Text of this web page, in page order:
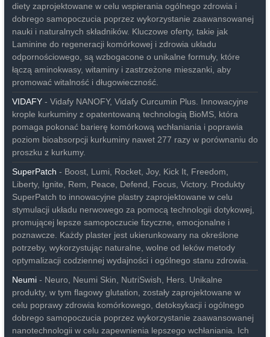
diety zaprojektowane w celu wspierania ogólnego zdrowia i
dobrego samopoczucia poprzez wykorzystanie zaawansowanej
nauki i naturalnych składników. Kluczowe oferty, takie jak
Laminine do regeneracji komórkowej i zdrowia układu
odpornościowego, są wzbogacone o unikalne formuły, które
łączą aminokwasy, witaminy i zastrzeżone mieszanki, aby
promować witalność i długowieczność.
VIDAFY- Vidafy NANOFY, Vidafy Curcumin Plus. Innowacyjne
krople kurkuminy z opatentowaną technologią BioMS, która
pomaga pokonać barierę komórkową wchłaniania i poprawia
poziom bioabsorpcji kurkuminy nawet 277 razy w porównaniu do
proszku z kurkumy.
SuperPatch - Boost, Lumi, Rocket, Joy, Kick It, Freedom,
Liberty, Ignite, Rem, Peace, Defend, Focus, Victory. Produkty
SuperPatch to innowacyjne plastry zaprojektowane w celu
stymulacji układu nerwowego za pomocą technologii dotykowej,
promującej lepsze samopoczucie fizyczne, emocjonalne i
poznawcze. Każdy plaster jest ukierunkowany na określone
potrzeby, wykorzystując naturalne, wolne od leków metody
optymalizacji codziennej wydajności i ogólnego stanu zdrowia.
Neumi- Neuro, Neumi Skin, NutriSwish, Hers. Unikalne
produkty, w tym flagowy glutation, zostały zaprojektowane w
celu poprawy zdrowia komórkowego, detoksykacji i ogólnego
dobrego samopoczucia poprzez wykorzystanie zaawansowanej
nanotechnologii w celu zapewnienia lepszego wchłaniania. Ich